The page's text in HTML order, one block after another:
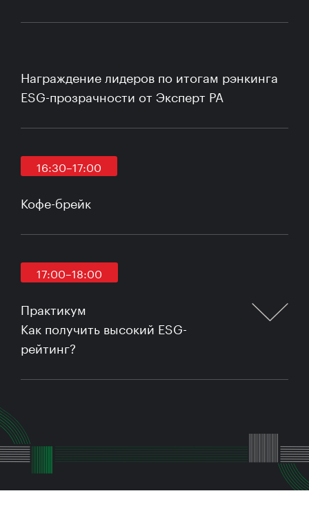
Награждение лидеров по итогам рэнкинга
ESG-прозрачности от Эксперт РА
16:30–17:00
Кофе-брейк
17:00–18:00
Практикум
Как получить высокий ESG-
рейтинг?